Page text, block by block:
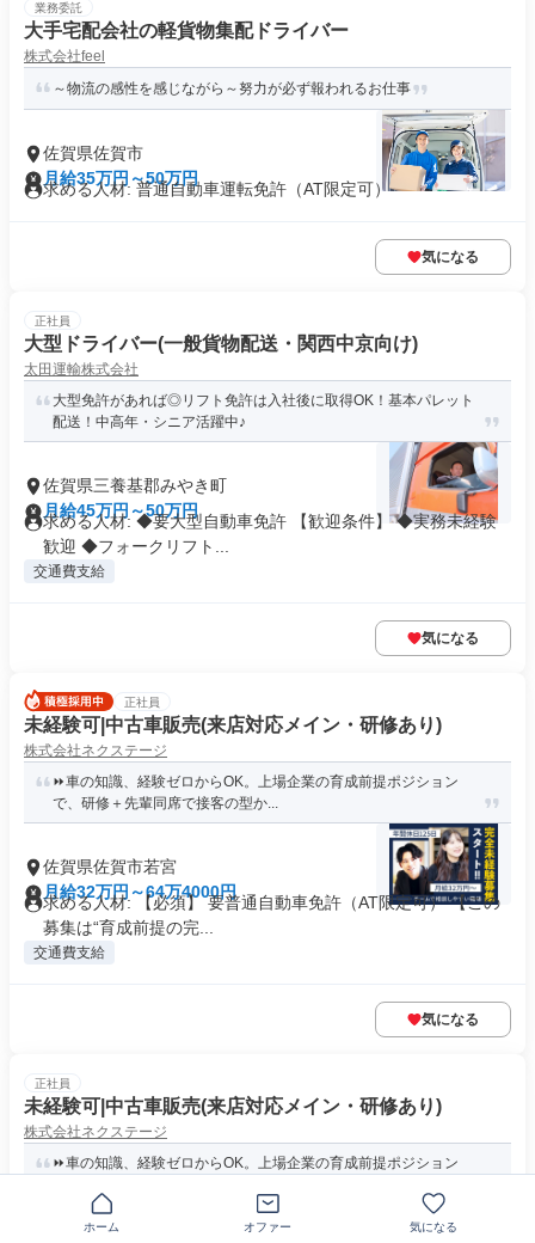
業務委託
大手宅配会社の軽貨物集配ドライバー
株式会社feel
～物流の感性を感じながら～努力が必ず報われるお仕事
佐賀県佐賀市
月給35万円～50万円
求める人材: 普通自動車運転免許（AT限定可）
気になる
正社員
大型ドライバー(一般貨物配送・関西中京向け)
太田運輸株式会社
大型免許があれば◎リフト免許は入社後に取得OK！基本パレット
配送！中高年・シニア活躍中♪
佐賀県三養基郡みやき町
月給45万円～50万円
求める人材: ◆要大型自動車免許 【歓迎条件】 ◆実務未経験
歓迎 ◆フォークリフト...
交通費支給
気になる
正社員
未経験可|中古車販売(来店対応メイン・研修あり)
株式会社ネクステージ
⏩️車の知識、経験ゼロからOK。上場企業の育成前提ポジション
で、研修＋先輩同席で接客の型か...
佐賀県佐賀市若宮
月給32万円～64万4000円
求める人材: 【必須】 要普通自動車免許（AT限定可） 【この
募集は“育成前提の完...
交通費支給
気になる
正社員
未経験可|中古車販売(来店対応メイン・研修あり)
株式会社ネクステージ
⏩️車の知識、経験ゼロからOK。上場企業の育成前提ポジション
佐賀県佐賀市南佐賀
ホーム オファー 気になる